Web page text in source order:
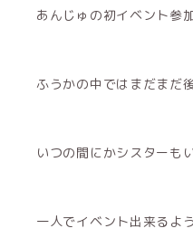
あんじゅの初イベント参
ふうかの中ではまだまだ
いつの間にかシスターも
一人でイベント出来るよ